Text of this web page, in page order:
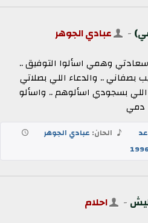
- عبادي الجوهر
وهمي اسألوا التوفيق ..
بصفاني .. والدعاء اللي بصلاتي
بسجودي اسألوهم .. واسألو
دمي
الحان: عبادي الجوهر
- احلام